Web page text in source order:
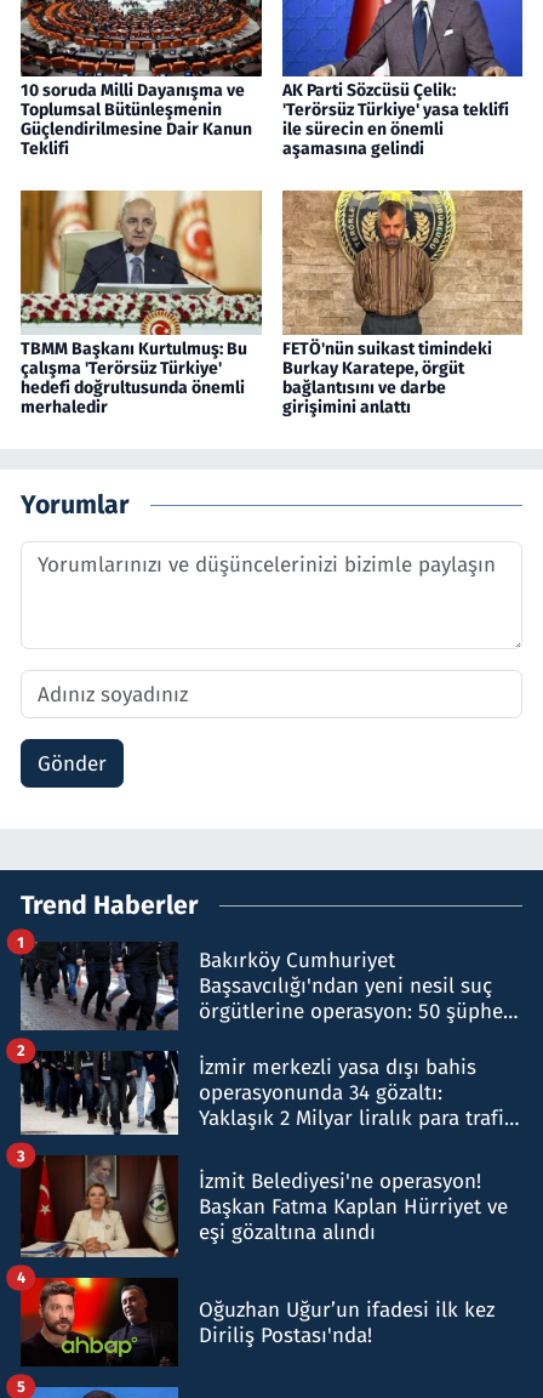
10 soruda Milli Dayanışma ve
Toplumsal Bütünleşmenin
Güçlendirilmesine Dair Kanun
Teklifi
AK Parti Sözcüsü Çelik:
'Terörsüz Türkiye' yasa teklifi
ile sürecin en önemli
aşamasına gelindi
TBMM Başkanı Kurtulmuş: Bu
çalışma 'Terörsüz Türkiye'
hedefi doğrultusunda önemli
merhaledir
FETÖ'nün suikast timindeki
Burkay Karatepe, örgüt
bağlantısını ve darbe
girişimini anlattı
Yorumlar
Gönder
Trend Haberler
Bakırköy Cumhuriyet
Başsavcılığı'ndan yeni nesil suç
örgütlerine operasyon: 50 şüpheli
1
İzmir merkezli yasa dışı bahis
operasyonunda 34 gözaltı:
Yaklaşık 2 Milyar liralık para trafiği
2
İzmit Belediyesi'ne operasyon!
Başkan Fatma Kaplan Hürriyet ve
eşi gözaltına alındı
3
Oğuzhan Uğur’un ifadesi ilk kez
Diriliş Postası'nda!
4
5